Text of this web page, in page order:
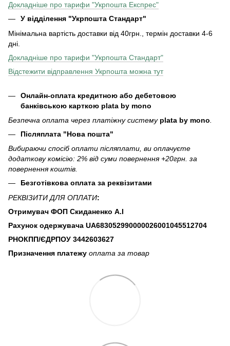
Докладніше про тарифи "Укрпошта Експрес"
У відділення "Укрпошта Стандарт"
Мінімальна вартість доставки від 40грн., термін доставки 4-6
дні.
Докладніше про тарифи "Укрпошта Стандарт"
Відстежити відправлення Укрпошта можна тут
Онлайн-оплата кредитною або дебетовою
банківською карткою plata by mono
Безпечна оплата через платіжну систему plata by mono
Післяплата "Нова пошта"
Вибираючи спосіб оплати післяплати, ви оплачуєте
додаткову комісію: 2% від суми повернення +20грн. за
повернення коштів.
Безготівкова оплата за реквізитами
РЕКВІЗИТИ ДЛЯ ОПЛАТИ:
Отримувач ФОП Скиданенко А.І
Рахунок одержувача UA683052990000026001045512704
РНОКПП/ЄДРПОУ 3442603627
Призначення платежу оплата за товар